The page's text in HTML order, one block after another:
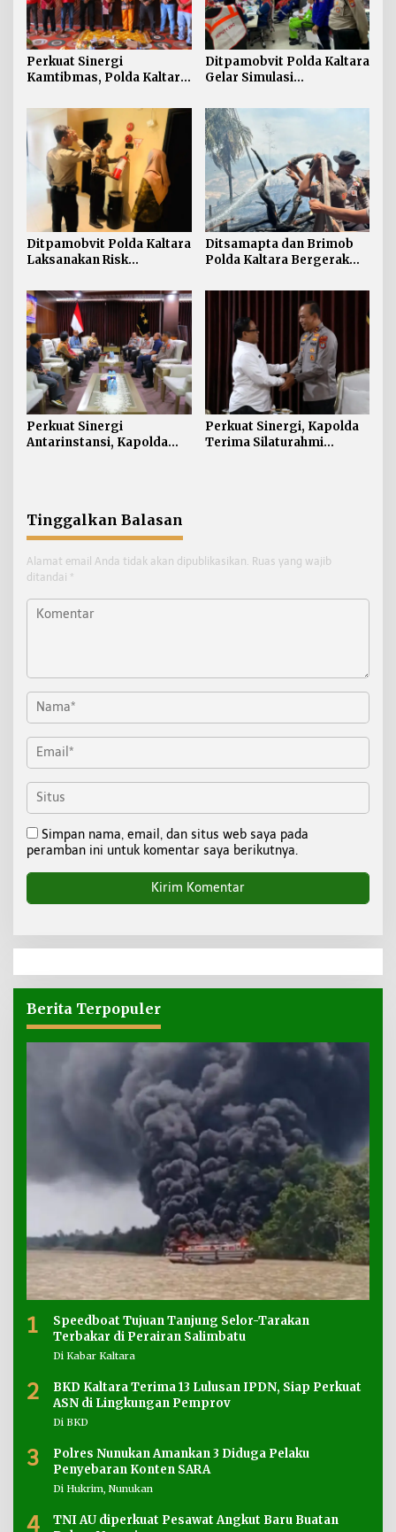
Perkuat Sinergi
Kamtibmas, Polda Kaltara
Bulungan
Ditpamobvit Polda Kaltara
Gelar Simulasi
Kebakaran Tangki V
Minyak di PT Pertamina
TBBM Tarakan
Ditpamobvit Polda Kaltara
Laksanakan Risk
Monaco Tarakan
Ditsamapta dan Brimob
Polda Kaltara Bergerak
Kebakaran Lahan Gambut
2 Hektar di Bulungan
Perkuat Sinergi
Antarinstansi, Kapolda
Perkuat Sinergi, Kapolda
Terima Silaturahmi
Tinggalkan Balasan
Alamat email Anda tidak akan dipublikasikan. Ruas yang wajib
ditandai *
Simpan nama, email, dan situs web saya pada
peramban ini untuk komentar saya berikutnya.
Berita Terpopuler
1
Speedboat Tujuan Tanjung Selor-Tarakan
Terbakar di Perairan Salimbatu
Di Kabar Kaltara
2
BKD Kaltara Terima 13 Lulusan IPDN, Siap Perkuat
ASN di Lingkungan Pemprov
Di BKD
3
Polres Nunukan Amankan 3 Diduga Pelaku
Penyebaran Konten SARA
Di Hukrim, Nunukan
4
TNI AU diperkuat Pesawat Angkut Baru Buatan